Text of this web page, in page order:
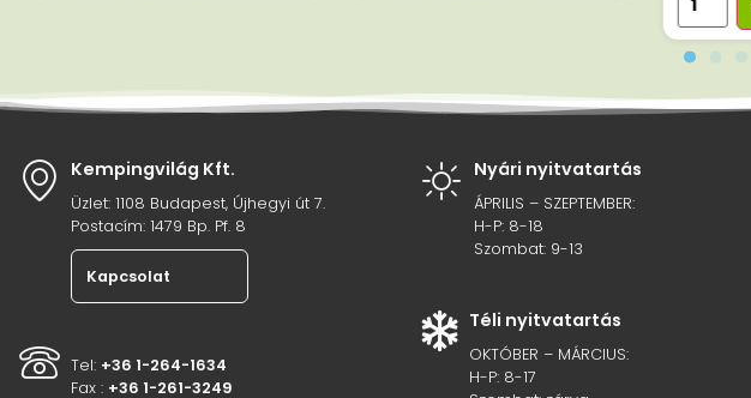
Kempingvilág Kft.
Üzlet: 1108 Budapest, Újhegyi út 7.
Postacím: 1479 Bp. Pf. 8
Kapcsolat
Tel: +36 1-264-1634
Fax : +36 1-261-3249
Nyári nyitvatartás
ÁPRILIS – SZEPTEMBER:
H-P: 8-18
Szombat: 9-13
Téli nyitvatartás
OKTÓBER – MÁRCIUS:
H-P: 8-17